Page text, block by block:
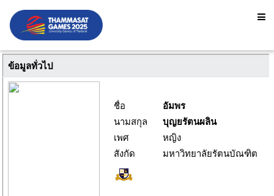
ข้อมูลทั่วไป
ชื่อ
อัมพร
นามสกุล
บุญยรัตนผลิน
เพศ
หญิง
สังกัด
มหาวิทยาลัยรัตนบัณฑิต